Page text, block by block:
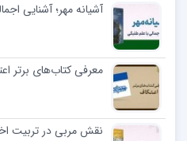
آشیانه مهر؛ آشنایی
معرفی کتاب‌های برتر
نقش مربی در تربیت